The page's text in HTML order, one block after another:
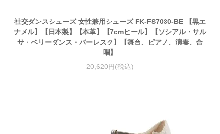
社交ダンスシューズ 女性兼用シューズ FK-FS7030-BE 【黒エ
ナメル】【日本製】【本革】【7cmヒール】【ソシアル・サル
サ・ベリーダンス・バーレスク】【舞台、ピアノ、演奏、合
唱】
20,620円(税込)